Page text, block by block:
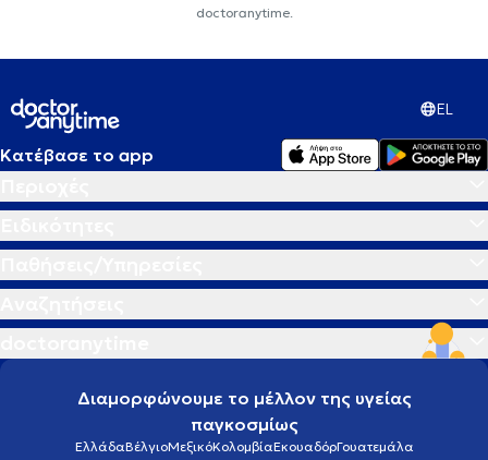
doctoranytime.
EL
Κατέβασε το app
Διαμορφώνουμε το μέλλον της υγείας
παγκοσμίως
ΕλλάδαΒέλγιοΜεξικόΚολομβίαΕκουαδόρΓουατεμάλα